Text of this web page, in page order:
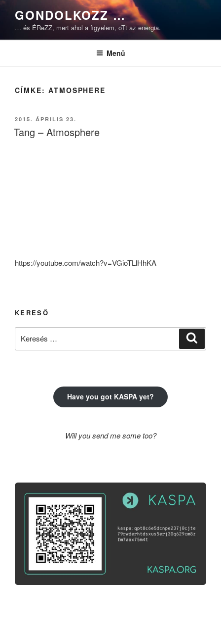
Tartalomhoz
GONDOLKOZZ …
… és ÉReZZ, mert ahol a figyelem, oTt az energia.
Menü
CÍMKE: ATMOSPHERE
BEKÜLDVE:
2015. ÁPRILIS 23.
Tang – Atmosphere
https://youtube.com/watch?v=VGioTLlHhKA
KERESŐ
Have you got KASPA yet?
Will you send me some too?